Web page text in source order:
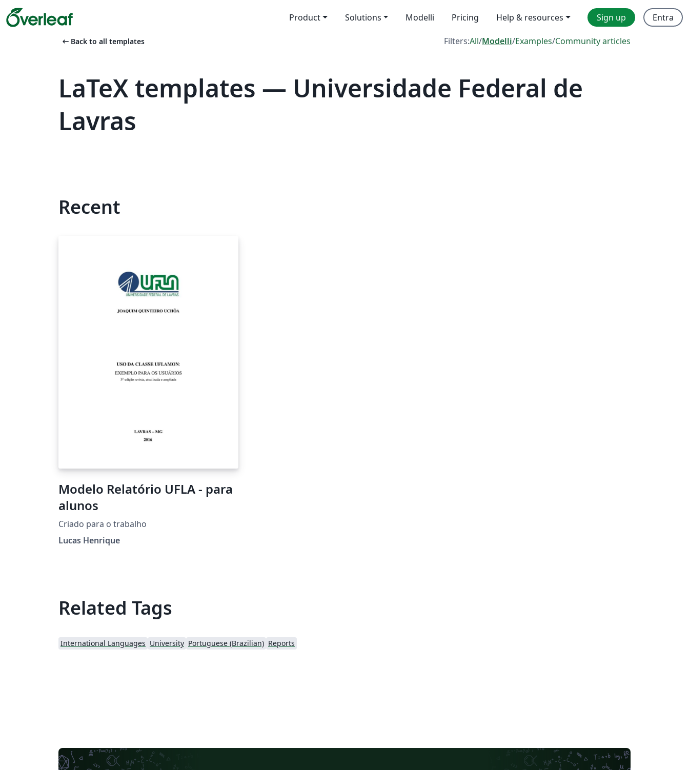
Product Solutions Modelli Pricing Help & resources Sign up Entra
arrow_left_alt Back to all templates Filters:All/Modelli/Examples/Community articles
LaTeX templates — Universidade Federal de
Lavras
Recent
Modelo Relatório UFLA - para
alunos
Criado para o trabalho
Lucas Henrique
Related Tags
International Languages University Portuguese (Brazilian) Reports